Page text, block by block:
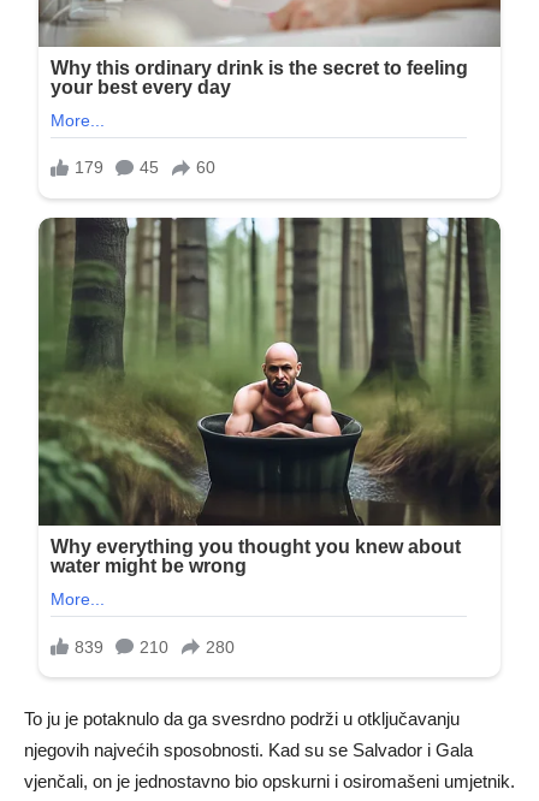
To ju je potaknulo da ga svesrdno podrži u otključavanju
njegovih najvećih sposobnosti. Kad su se Salvador i Gala
vjenčali, on je jednostavno bio opskurni i osiromašeni umjetnik.